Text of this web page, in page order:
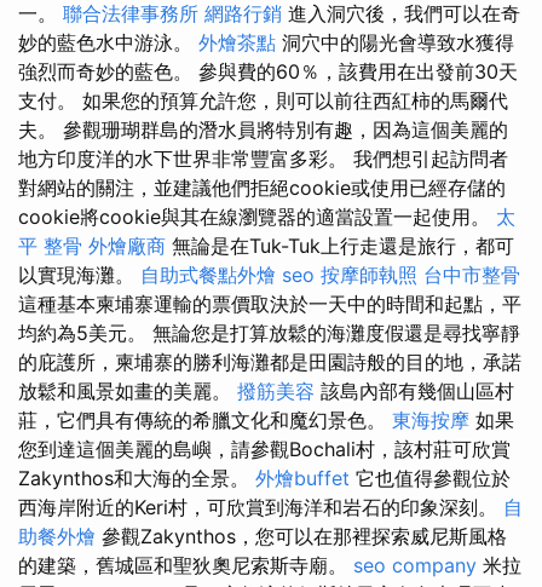
一。 聯合法律事務所 網路行銷 進入洞穴後，我們可以在奇
妙的藍色水中游泳。 外燴茶點 洞穴中的陽光會導致水獲得
強烈而奇妙的藍色。 參與費的60％，該費用在出發前30天
支付。 如果您的預算允許您，則可以前往西紅柿的馬爾代
夫。 參觀珊瑚群島的潛水員將特別有趣，因為這個美麗的
地方印度洋的水下世界非常豐富多彩。 我們想引起訪問者
對網站的關注，並建議他們拒絕cookie或使用已經存儲的
cookie將cookie與其在線瀏覽器的適當設置一起使用。 太
平 整骨 外燴廠商 無論是在Tuk-Tuk上行走還是旅行，都可
以實現海灘。 自助式餐點外燴 seo 按摩師執照 台中市整骨
這種基本柬埔寨運輸的票價取決於一天中的時間和起點，平
均約為5美元。 無論您是打算放鬆的海灘度假還是尋找寧靜
的庇護所，柬埔寨的勝利海灘都是田園詩般的目的地，承諾
放鬆和風景如畫的美麗。 撥筋美容 該島內部有幾個山區村
莊，它們具有傳統的希臘文化和魔幻景色。 東海按摩 如果
您到達這個美麗的島嶼，請參觀Bochali村，該村莊可欣賞
Zakynthos和大海的全景。 外燴buffet 它也值得參觀位於
西海岸附近的Keri村，可欣賞到海洋和岩石的印象深刻。 自
助餐外燴 參觀Zakynthos，您可以在那裡探索威尼斯風格
的建築，舊城區和聖狄奧尼索斯寺廟。 seo company 米拉